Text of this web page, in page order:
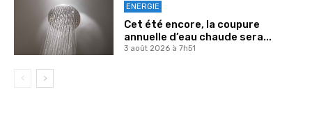
ENERGIE
Cet été encore, la coupure
annuelle d’eau chaude sera...
3 août 2026 à 7h51